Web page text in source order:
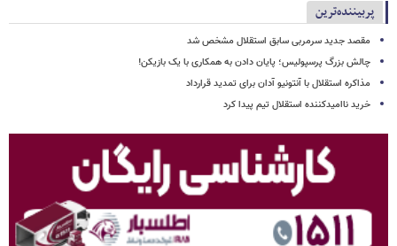
پربیننده‌ترین
مقصد جدید سرمربی سابق استقلال مشخص شد
چالش بزرگ پرسپولیس؛ پایان دادن به همکاری با یک بازیکن!
مذاکره استقلال با آنتونیو آدان برای تمدید قرارداد
خرید ناامیدکننده استقلال تیم پیدا کرد